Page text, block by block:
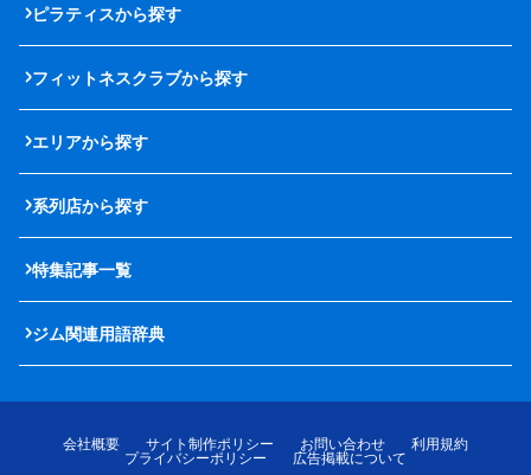
ピラティスから探す
フィットネスクラブから探す
エリアから探す
系列店から探す
特集記事一覧
ジム関連用語辞典
会社概要 サイト制作ポリシー お問い合わせ
利用規約
プライバシーポリシー
広告掲載について